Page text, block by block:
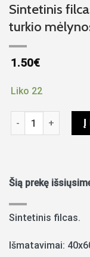
Sintetinis
turkio
1.50€
Liko 22
produkto kiekis: Į
Šią prekę
Sintetinis filcas.
Išmatavimai: